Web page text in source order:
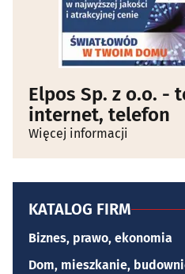
Elpos Sp. z o.o. -
internet, telefon
Więcej informacji
KATALOG FIRM
Biznes, prawo, ekonomia
Dom, mieszkanie,